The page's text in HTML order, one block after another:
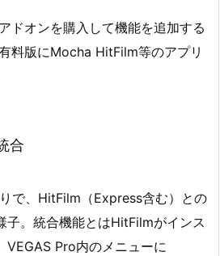
ドオンを購入して機能を追加する
料版にMocha HitFilm等のアプリ
合
で、HitFilm（Express含む）との
子。統合機能とはHitFilmがインス
VEGAS Pro内のメニューに